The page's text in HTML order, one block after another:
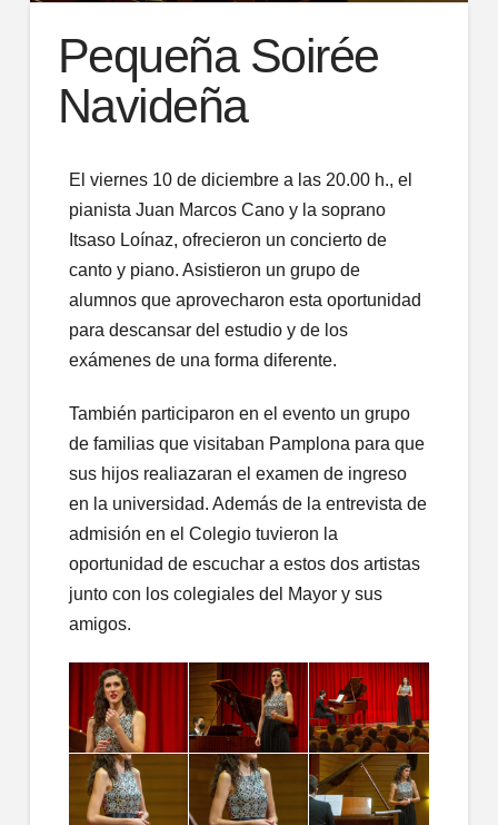
Pequeña Soirée
Navideña
El viernes 10 de diciembre a las 20.00 h., el
pianista Juan Marcos Cano y la soprano
Itsaso Loínaz, ofrecieron un concierto de
canto y piano. Asistieron un grupo de
alumnos que aprovecharon esta oportunidad
para descansar del estudio y de los
exámenes de una forma diferente.
También participaron en el evento un grupo
de familias que visitaban Pamplona para que
sus hijos realiazaran el examen de ingreso
en la universidad. Además de la entrevista de
admisión en el Colegio tuvieron la
oportunidad de escuchar a estos dos artistas
junto con los colegiales del Mayor y sus
amigos.